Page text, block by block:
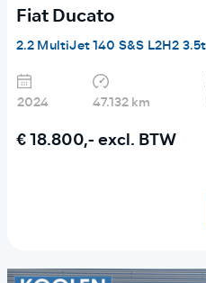
Fiat Ducato
2.2 MultiJet 140 S&S L2H2 3.5t
2024 47.132 km
€ 18.800,-excl. BTW